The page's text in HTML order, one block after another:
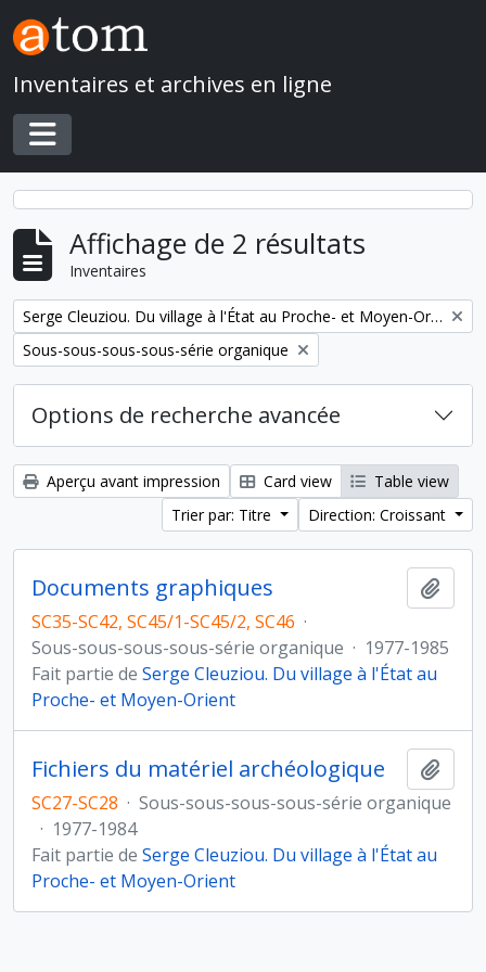
Skip to main content
Inventaires et archives en ligne
Toggle navigation
Affichage de 2 résultats
Inventaires
Remove filter:
Serge Cleuziou. Du village à l'État au Proche- et Moyen-Orient
Remove filter:
Sous-sous-sous-sous-série organique
Options de recherche avancée
Aperçu avant impression Card view
Table view
Trier par: Titre
Direction: Croissant
Documents graphiques
SC35-SC42, SC45/1-SC45/2, SC46 ·
Sous-sous-sous-sous-série organique · 1977-1985
Fait partie de Serge Cleuziou. Du village à l'État au
Proche- et Moyen-Orient
Fichiers du matériel archéologique
SC27-SC28 · Sous-sous-sous-sous-série organique
· 1977-1984
Fait partie de Serge Cleuziou. Du village à l'État au
Proche- et Moyen-Orient